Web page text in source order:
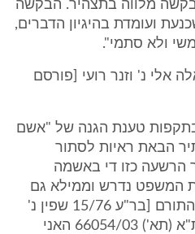
בקשה מלווה בתצהיר. הבקשה
ועומדת בהיגיון הדברים,
ולא סתמי".
758/99 אריאלה אלי נ' וזנר רועי [פורסם
בתקפות טענת הגנה של "אשם
הבאת ראיות לסתור
הרשעה כזו די באשמה
המשפט נדרש וממילא גם
לא מכריע בסוגיית האשם התורם [בר"ע 15/76 שפין נ'
כהן, פ"ד ל(2), 251, 252; ת"א (תא') 66054/03 האני